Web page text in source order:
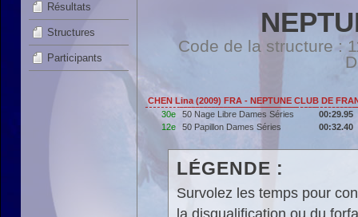
Résultats
Structures
Participants
Code de la structure :
CHEN Lina (2009) FRA - NEPTUNE CLUB DE
30e
50 Nage Libre Dames Séries
00:29.95
12e
50 Papillon Dames Séries 00:32.40
LÉGENDE :
Survolez les temps pour
la disqualification ou du